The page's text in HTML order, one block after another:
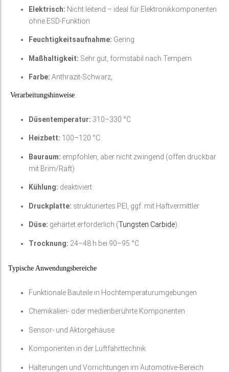
Elektrisch: Nicht leitend – ideal für Elektronikkomponenten
ohne ESD-Funktion
Feuchtigkeitsaufnahme: Gering
Maßhaltigkeit: Sehr gut, formstabil nach Tempern
Farbe: Anthrazit-Schwarz,
Verarbeitungshinweise
Düsentemperatur: 310–330 °C
Heizbett: 100–120 °C
Bauraum: empfohlen, aber nicht zwingend (offen druckbar
mit Brim/Raft)
Kühlung: deaktiviert
Druckplatte: strukturiertes PEI, ggf. mit Haftvermittler
Düse: gehärtet erforderlich (Tungsten Carbide)
Trocknung: 24–48 h bei 90–95 °C
Typische Anwendungsbereiche
Funktionale Bauteile in Hochtemperaturumgebungen
Chemikalien- oder medienberührte Komponenten
Sensor- und Aktorgehäuse
Komponenten in der Luftfahrttechnik
Halterungen und Vorrichtungen im Automotive-Bereich